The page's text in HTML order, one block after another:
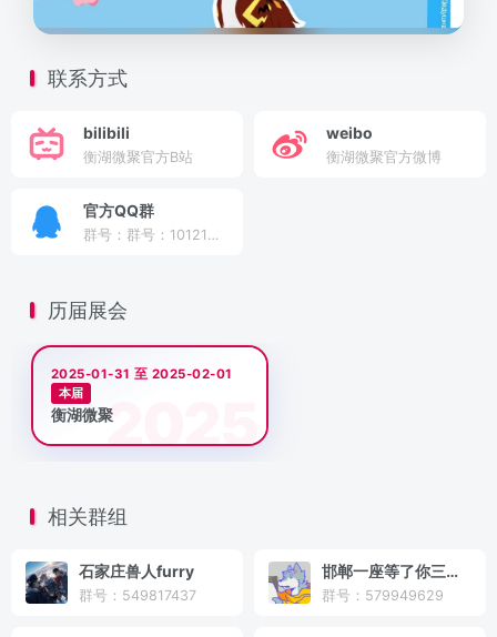
联系方式
bilibili
衡湖微聚官方B站
weibo
衡湖微聚官方微博
官方QQ群
群号：群号：1012186753
历届展会
2025-01-31 至 2025-02-01
本届
衡湖微聚
相关群组
石家庄兽人furry
群号：549817437
邯郸一座等了你三千年的福瑞城
群号：579949629